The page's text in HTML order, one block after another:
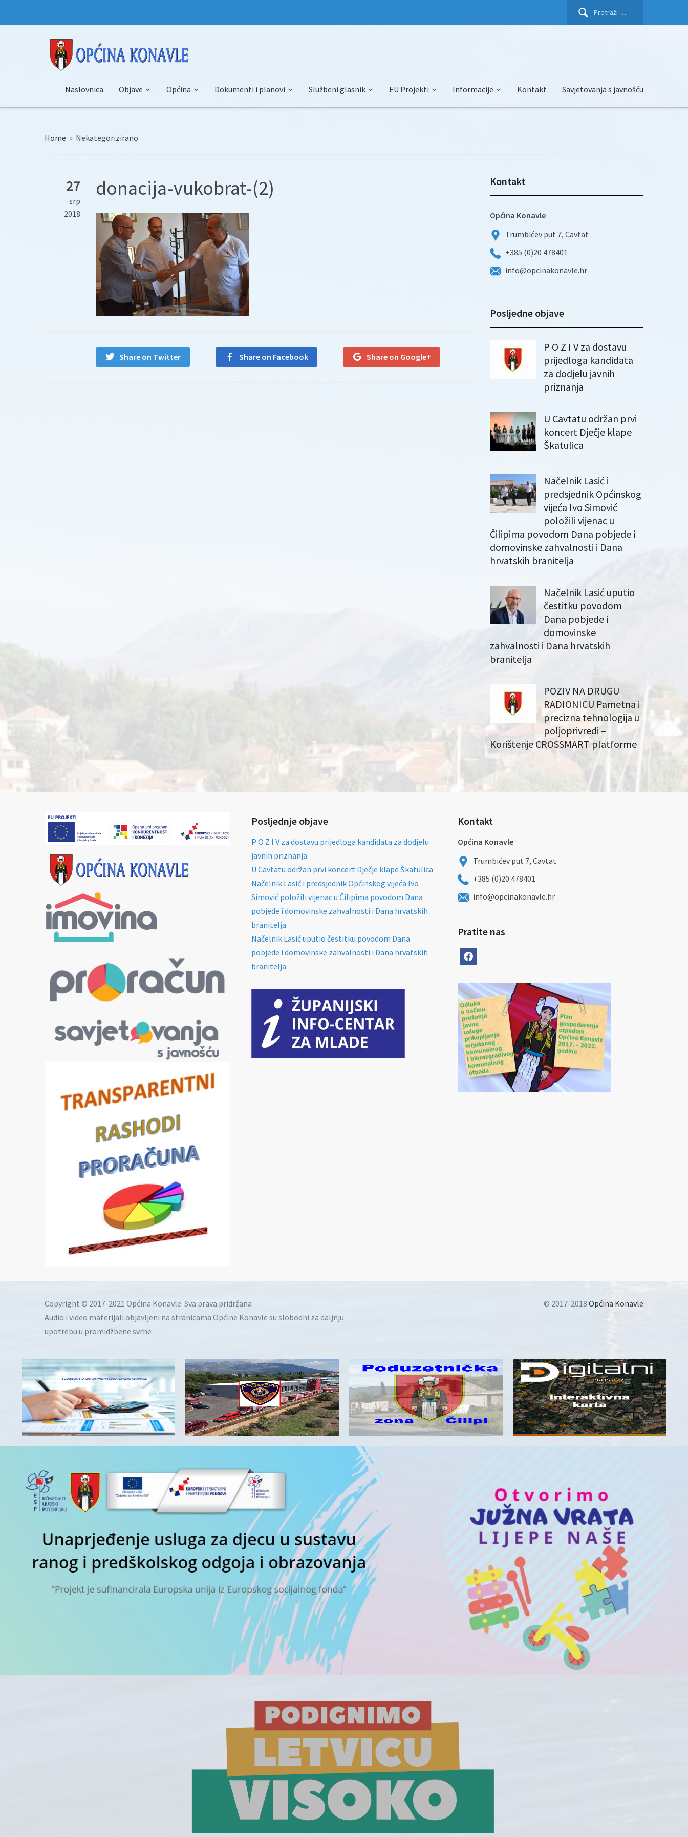
Pretraži:
Naslovnica Objave Općina Dokumenti i planovi Službeni glasnik EU Projekti Informacije Kontakt Savjetovanja s javnošću
Home » Nekategorizirano
27
srp
2018
donacija-vukobrat-(2)
Share on Twitter Share on Facebook Share on Google+
Kontakt
Općina Konavle
Trumbićev put 7, Cavtat
+385 (0)20 478401
info@opcinakonavle.hr
Posljedne objave
P O Z I V za dostavu
prijedloga kandidata
za dodjelu javnih
priznanja
U Cavtatu održan prvi
koncert Dječje klape
Škatulica
Načelnik Lasić i
predsjednik Općinskog
vijeća Ivo Simović
položili vijenac u
Čilipima povodom Dana pobjede i
domovinske zahvalnosti i Dana
hrvatskih branitelja
Načelnik Lasić uputio
čestitku povodom
Dana pobjede i
domovinske
zahvalnosti i Dana hrvatskih
branitelja
POZIV NA DRUGU
RADIONICU Pametna i
precizna tehnologija u
poljoprivredi –
Korištenje CROSSMART platforme
Posljednje objave
P O Z I V za dostavu prijedloga kandidata za dodjelu
javnih priznanja
U Cavtatu održan prvi koncert Dječje klape Škatulica
Načelnik Lasić i predsjednik Općinskog vijeća Ivo
Simović položili vijenac u Čilipima povodom Dana
pobjede i domovinske zahvalnosti i Dana hrvatskih
branitelja
Načelnik Lasić uputio čestitku povodom Dana
pobjede i domovinske zahvalnosti i Dana hrvatskih
branitelja
Kontakt
Općina Konavle
Trumbićev put 7, Cavtat
+385 (0)20 478401
info@opcinakonavle.hr
Pratite nas
facebook
Copyright © 2017-2021 Općina Konavle. Sva prava pridržana
Audio i video materijali objavljeni na stranicama Općine Konavle su slobodni za daljnju
upotrebu u promidžbene svrhe
© 2017-2018 Općina Konavle